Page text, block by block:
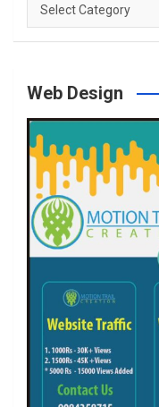
Web Design